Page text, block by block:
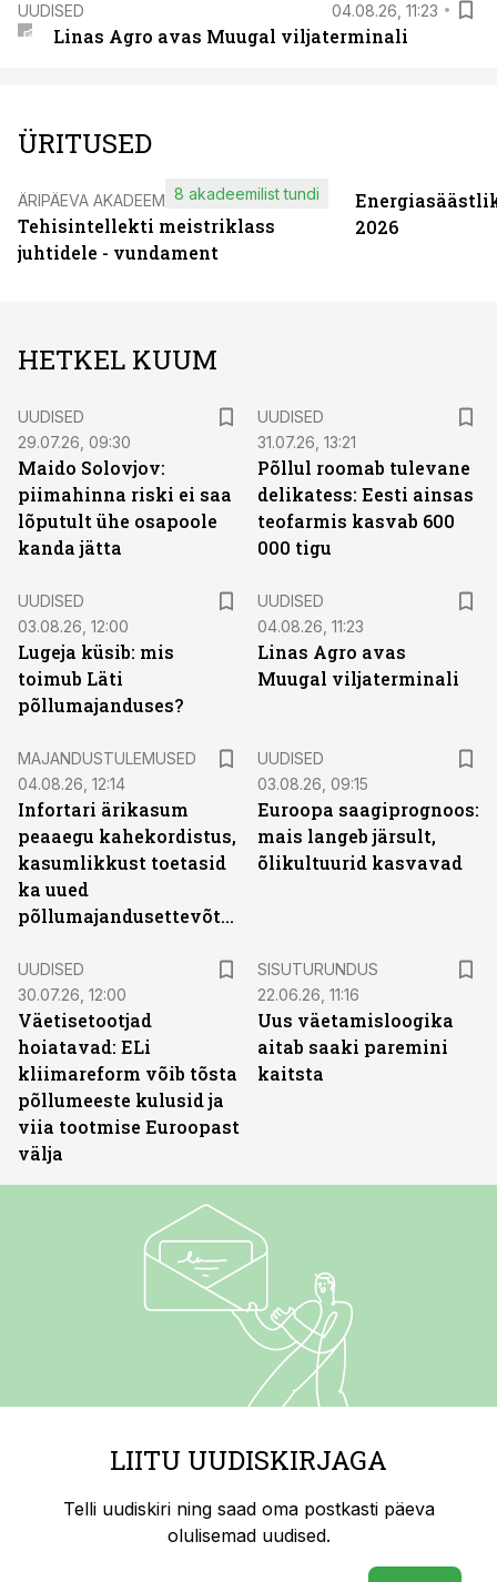
UUDISED 04.08.26, 11:23
Linas Agro avas Muugal viljaterminali
ÜRITUSED
ÄRIPÄEVA AKADEEMIA
Tehisintellekti meistriklass
juhtidele - vundament
8 akadeemilist tundi
2026
HETKEL KUUM
UUDISED
29.07.26, 09:30
Maido Solovjov:
piimahinna riski ei saa
lõputult ühe osapoole
kanda jätta
UUDISED
31.07.26, 13:21
Põllul roomab tulevane
delikatess: Eesti ainsas
teofarmis kasvab 600
000 tigu
UUDISED
03.08.26, 12:00
Lugeja küsib: mis
toimub Läti
põllumajanduses?
UUDISED
04.08.26, 11:23
Linas Agro avas
Muugal viljaterminali
MAJANDUSTULEMUSED
04.08.26, 12:14
Infortari ärikasum
peaaegu kahekordistus,
kasumlikkust toetasid
ka uued
põllumajandusettevõtted
UUDISED
03.08.26, 09:15
Euroopa saagiprognoos:
mais langeb järsult,
õlikultuurid kasvavad
UUDISED
30.07.26, 12:00
Väetisetootjad
hoiatavad: ELi
kliimareform võib tõsta
põllumeeste kulusid ja
viia tootmise Euroopast
välja
SISUTURUNDUS
22.06.26, 11:16
Uus väetamisloogika
aitab saaki paremini
kaitsta
LIITU UUDISKIRJAGA
Telli uudiskiri ning saad oma postkasti päeva
olulisemad uudised.